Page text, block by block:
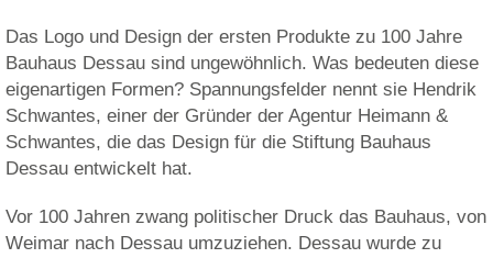
Das Logo und Design der ersten Produkte zu 100 Jahre
Bauhaus Dessau sind ungewöhnlich. Was bedeuten diese
eigenartigen Formen? Spannungsfelder nennt sie Hendrik
Schwantes, einer der Gründer der Agentur Heimann &
Schwantes, die das Design für die Stiftung Bauhaus
Dessau entwickelt hat.
Vor 100 Jahren zwang politischer Druck das Bauhaus, von
Weimar nach Dessau umzuziehen. Dessau wurde zu